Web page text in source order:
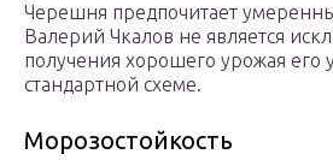
Черешня предпочитает
Валерий Чкалов не является
получения хорошего урожая его
стандартной схеме.
Морозостойкость